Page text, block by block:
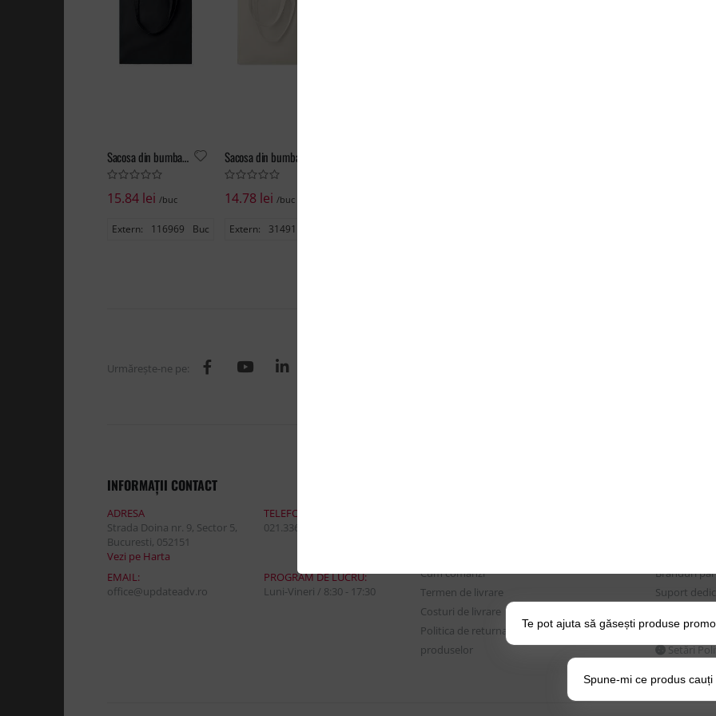
Sacosa din bumbac organic EU
15.84 lei /buc
Extern: 116969 Buc
14.78 lei /buc
Extern: 31491
Urmăreşte-ne pe:
INFORMAŢII CONTACT
ADRESA
Strada Doina nr. 9, Sector 5,
Bucuresti, 052151
Vezi pe Harta
TELEFON:
021.336.03.32
EMAIL:
office@updateadv.ro
PROGRAM DE LUCRU:
Luni-Vineri / 8:30 - 17:30
Cum comanzi
Termen de livrare
Costuri de livrare
Politica de returnare a
produselor
Echipa
Branduri
Suport
BLOG –
Setări
Te pot ajuta să găsești produse
Spune-mi ce produs